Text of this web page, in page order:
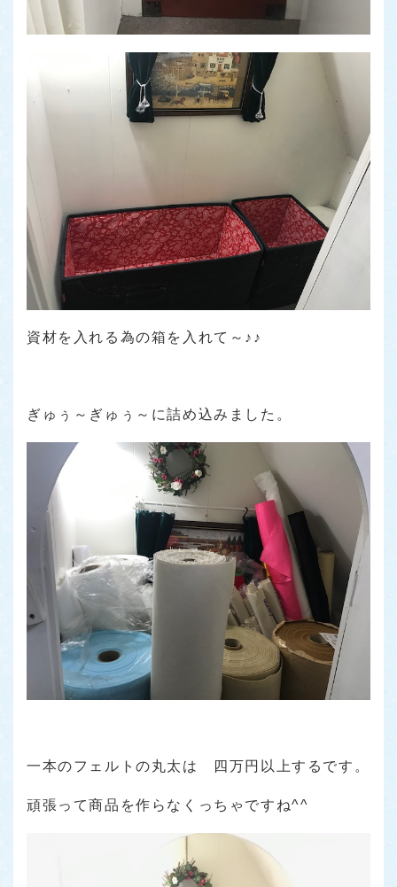
資材を入れる為の箱を入れて～♪♪
ぎゅぅ～ぎゅぅ～に詰め込みました。
一本のフェルトの丸太は 四万円以上するです。
頑張って商品を作らなくっちゃですね^^